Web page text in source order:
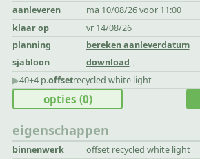
aanleveren
ma 10/08/26 voor 11:00
klaar op
vr 14/08/26
planning
bereken aanleverdatum
sjabloon
download
▶︎40+4 p.offsetrecycled white light
eigenschappen
binnenwerk offset recycled white light
opties (0)